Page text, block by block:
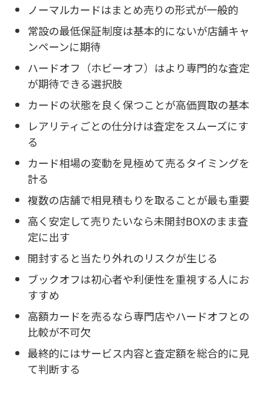
ノーマルカードはまとめ売りの形式が一般的
常設の最低保証制度は基本的にないが店舗キャ
ンペーンに期待
ハードオフ（ホビーオフ）はより専門的な査定
が期待できる選択肢
カードの状態を良く保つことが高価買取の基本
レアリティごとの仕分けは査定をスムーズにす
る
カード相場の変動を見極めて売るタイミングを
計る
複数の店舗で相見積もりを取ることが最も重要
高く安定して売りたいなら未開封BOXのまま査
定に出す
開封すると当たり外れのリスクが生じる
ブックオフは初心者や利便性を重視する人にお
すすめ
高額カードを売るなら専門店やハードオフとの
比較が不可欠
最終的にはサービス内容と査定額を総合的に見
て判断する